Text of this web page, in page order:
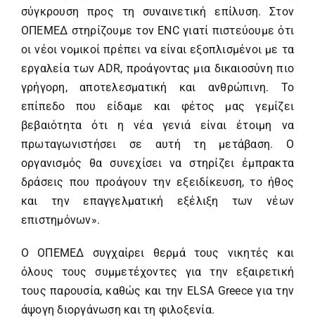
σύγκρουση προς τη συναινετική επίλυση. Στον
ΟΠΕΜΕΔ στηρίζουμε τον ENC γιατί πιστεύουμε ότι
οι νέοι νομικοί πρέπει να είναι εξοπλισμένοι με τα
εργαλεία των ADR, προάγοντας μια δικαιοσύνη πιο
γρήγορη, αποτελεσματική και ανθρώπινη. Το
επίπεδο που είδαμε και φέτος μας γεμίζει
βεβαιότητα ότι η νέα γενιά είναι έτοιμη να
πρωταγωνιστήσει σε αυτή τη μετάβαση. Ο
οργανισμός θα συνεχίσει να στηρίζει έμπρακτα
δράσεις που προάγουν την εξειδίκευση, το ήθος
και την επαγγελματική εξέλιξη των νέων
επιστημόνων».
Ο ΟΠΕΜΕΔ συγχαίρει θερμά τους νικητές και
όλους τους συμμετέχοντες για την εξαιρετική
τους παρουσία, καθώς και την ELSA Greece για την
άψογη διοργάνωση και τη φιλοξενία.